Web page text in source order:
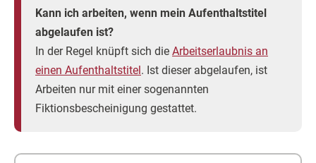
Kann ich arbeiten, wenn mein Aufenthaltstitel
abgelaufen ist?
In der Regel knüpft sich die Arbeitserlaubnis an
einen Aufenthaltstitel. Ist dieser abgelaufen, ist
Arbeiten nur mit einer sogenannten
Fiktionsbescheinigung gestattet.